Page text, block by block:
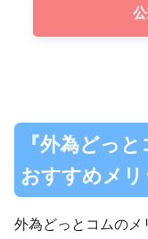
『外為どっ
おすすめメリ
外為どっとコムのメ